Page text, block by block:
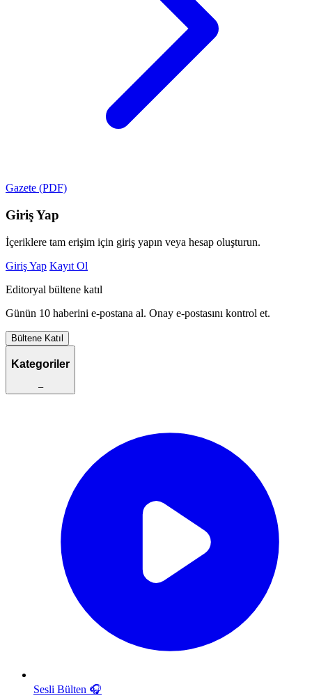
Gazete (PDF)
Giriş Yap
İçeriklere tam erişim için giriş yapın veya hesap oluşturun.
Giriş Yap Kayıt Ol
Editoryal bültene katıl
Günün 10 haberini e-postana al. Onay e-postasını kontrol et.
Bültene Katıl
Kategoriler
–
Sesli Bülten 🎧